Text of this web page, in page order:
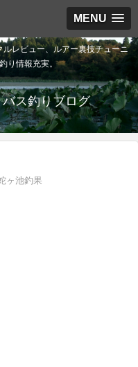
MENU
レビュー、ルアー裏技チューニ
り情報充実。
ス釣りブログ
ヶ池釣果